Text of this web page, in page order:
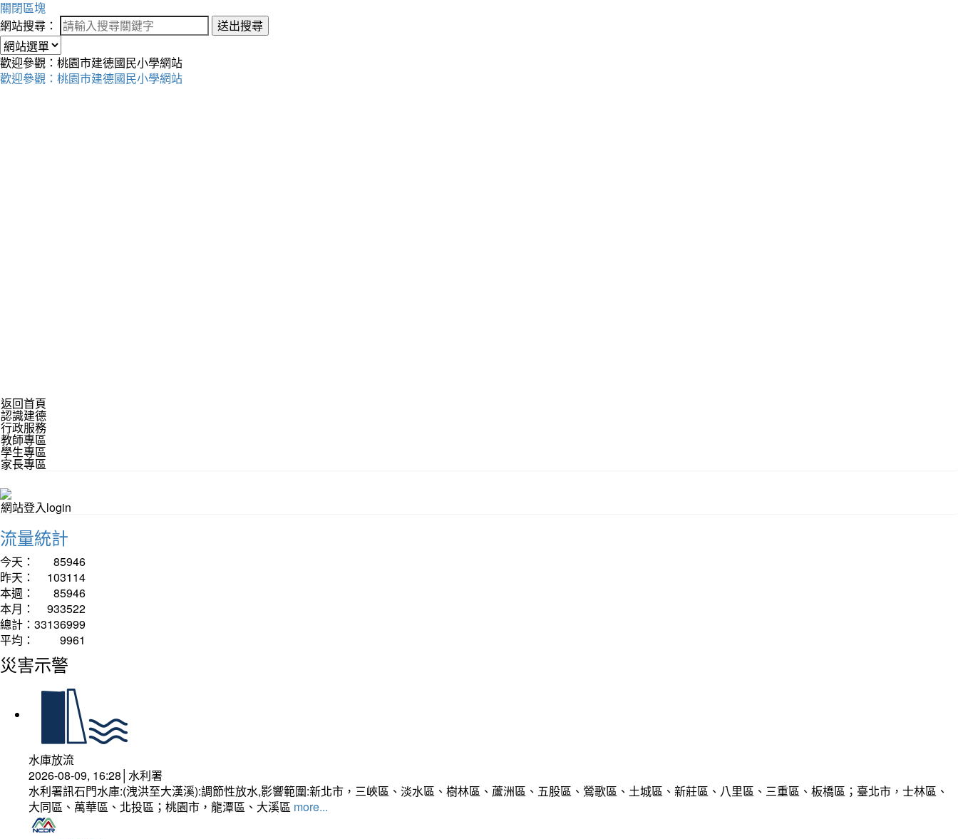
關閉區塊
網站搜尋：
送出搜尋
歡迎參觀：桃園市建德國民小學網站
歡迎參觀：桃園市建德國民小學網站
返回首頁
認識建德
行政服務
教師專區
學生專區
家長專區
網站登入login
流量統計
今天：
85946
昨天：
103114
本週：
85946
本月：
933522
總計： 33136999
平均：
9961
災害示警
水庫放流
2026-08-09, 16:28│水利署
水利署訊石門水庫:(洩洪至大漢溪):調節性放水,影響範圍:新北市，三峽區、淡水區、樹林區、蘆洲區、五股區、鶯歌區、土城區、新莊區、八里區、三重區、板橋區；臺北市，士林區、
大同區、萬華區、北投區；桃園市，龍潭區、大溪區 more...